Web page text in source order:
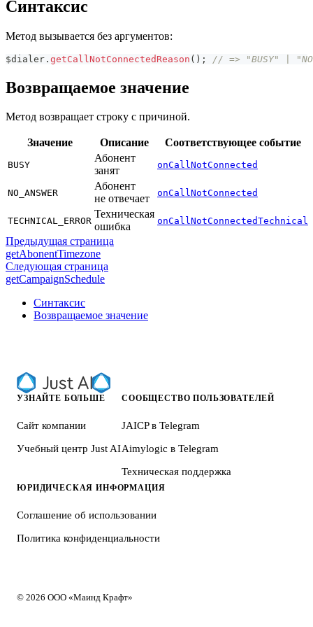
Синтаксис
Метод вызывается без аргументов:
$dialer . getCallNotConnectedReason ( ) ; // => "BUSY" |
Возвращаемое значение
Метод возвращает строку с причиной.
Значение Описание Соответствующее событие
BUSY
Абонент
занят
onCallNotConnected
NO_ANSWER
Абонент
не отвечает
onCallNotConnected
TECHNICAL_ERROR
Техническая
ошибка
onCallNotConnectedTechnical
Предыдущая страница
getAbonentTimezone
Следующая страница
getCampaignSchedule
Синтаксис
Возвращаемое значение
УЗНАЙТЕ БОЛЬШЕ
Сайт компании
Учебный центр Just AI
СООБЩЕСТВО ПОЛЬЗОВАТЕЛЕЙ
JAICP в Telegram
Aimylogic в Telegram
Техническая поддержка
ЮРИДИЧЕСКАЯ ИНФОРМАЦИЯ
Соглашение об использовании
Политика конфиденциальности
© 2026 ООО «Маинд Крафт»